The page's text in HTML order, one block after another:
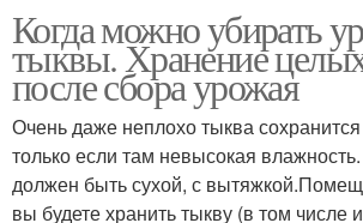
Когда можно убирать
тыквы. Хранение
после сбора урожая
Очень даже неплохо тыква
только если там невысокая
должен быть сухой, с
вы будете хранить тыкву (в том числе